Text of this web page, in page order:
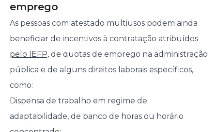
emprego
As pessoas com atestado multiusos podem ainda
beneficiar de incentivos à contratação atribuídos
pelo IEFP, de quotas de emprego na administração
pública e de alguns direitos laborais específicos,
como:
Dispensa de trabalho em regime de
adaptabilidade, de banco de horas ou horário